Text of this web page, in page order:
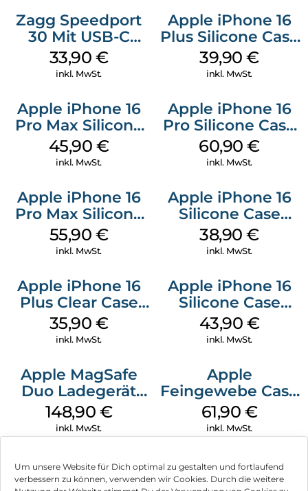
Um unsere Website für Dich optimal zu gestalten und fortlaufend
verbessern zu können, verwenden wir Cookies. Durch die weitere
Zagg Speedport
30 Mit USB-C
Kabel Weiß
33,90 €
inkl. MwSt.
Apple iPhone 16
Plus Silicone Case
MagSafe Plum
39,90€
inkl. MwSt.
Apple iPhone 16
Pro Max Silicone
Case MagSafe
Ultramarine
45,90 €
inkl. MwSt.
Apple iPhone 16
Pro Silicone Case
MagSafe Stone
Gray
60,90€
inkl. MwSt.
Apple iPhone 16
Pro Max Silicone
Case MagSafe
Stone Gray
55,90 €
inkl. MwSt.
Apple iPhone 16
Silicone Case
MagSafe
Ultramarine
38,90€
inkl. MwSt.
Apple iPhone 16
Plus Clear Case
MagSafe
Transparent
35,90 €
inkl. MwSt.
Apple iPhone 16
Silicone Case
MagSafe Plum
43,90 €
inkl. MwSt.
Apple MagSafe
Duo Ladegerät
Weiß
148,90 €
inkl. MwSt.
Apple
Feingewebe Case
iPhone 15 Pro
MagSafe Schwarz
61,90 €
inkl. MwSt.